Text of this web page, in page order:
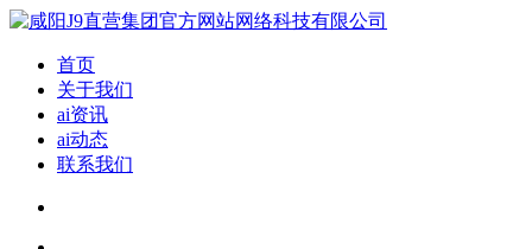
首页
关于我们
ai资讯
ai动态
联系我们